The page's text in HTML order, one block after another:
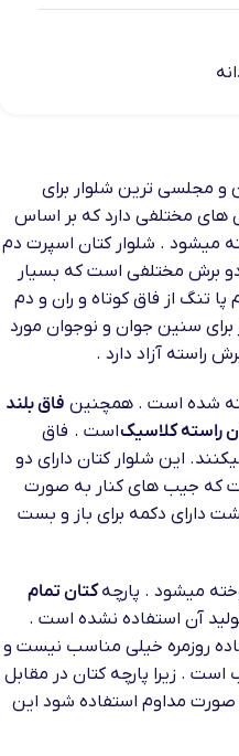
مجلسی ترین شلوار برای
های مختلفی دارد که بر اساس
میشود . شلوار کتان اسپرت دم
برش مختلفی است که بسیار
تنگ از فاق کوتاه و ران و دم
سنین جوان و نوجوان مورد
راسته آزاد دارد .
شده است . همچنین فاق بلند
راسته کلاسیکاست . فاق
این شلوار کتان دارای دو
که جیب های کنار به صورت
دارای دکمه برای باز و بست
میشود . پارچهکتان تمام
آن استفاده نشده است .
روزمره خیلی مناسب نیست و
. زیرا پارچه کتان در مقابل
صورت مداوم استفاده شود این